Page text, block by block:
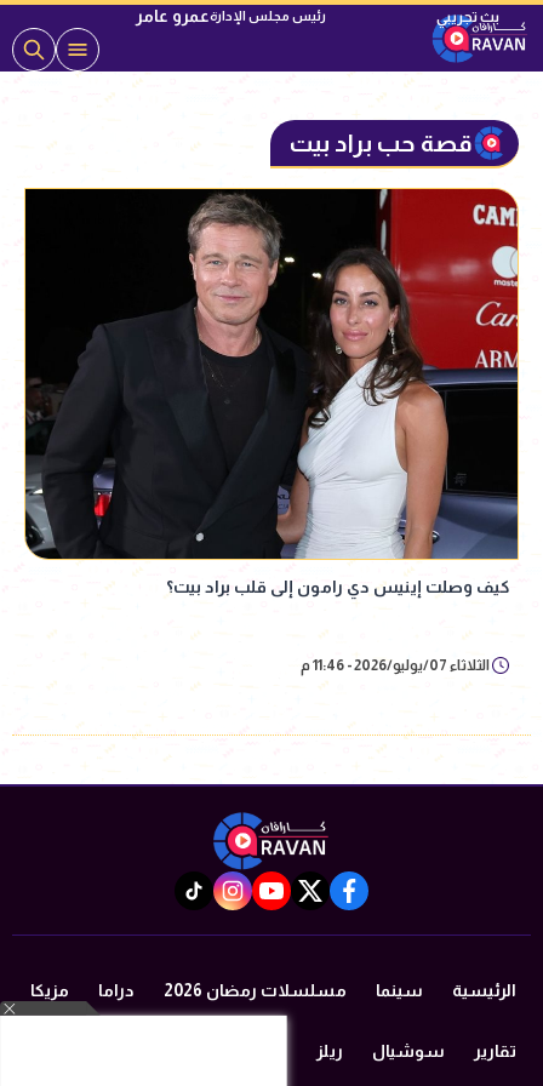
رئيس مجلس الإدارةعمرو عامر
قصة حب براد بيت
كيف وصلت إينيس دي رامون إلى قلب براد بيت؟
الثلاثاء 07/يوليو/2026 - 11:46 م
facebook
twitter
youtube
instagram
tiktok
الرئيسية سينما مسلسلات رمضان 2026 دراما مزيكا
تقارير سوشيال ريلز